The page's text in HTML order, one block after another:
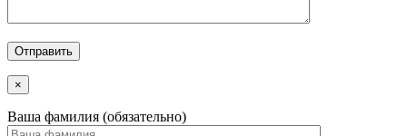
×
Ваша фамилия (обязательно)